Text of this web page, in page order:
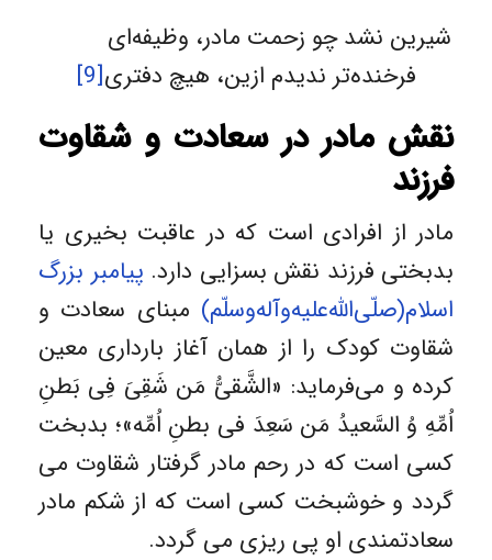
شیرین نشد چو زحمت مادر، وظیفه‌ای
فرخنده‌تر ندیدم ازین، هیچ دفتری[9]
نقش مادر در سعادت و شقاوت
فرزند
مادر از افرادی است که در عاقبت بخیری یا
بدبختی فرزند نقش بسزایی دارد. پیامبر بزرگ
اسلام(صلّی‌الله‌علیه‌وآله‌وسلّم) مبنای سعادت و
شقاوت کودک را از همان آغاز بارداری معین
کرده و می‌فرماید: «الشَّقیُّ مَن شَقِیَ فِی بَطنِ
اُمِّهِ وُ السَّعیدُ مَن سَعِدَ فی بطنِ اُمِّه»؛ بدبخت
کسی است که در رحم مادر گرفتار شقاوت می
گردد و خوشبخت کسی است که از شکم مادر
سعادتمندی او پی ریزی می گردد.